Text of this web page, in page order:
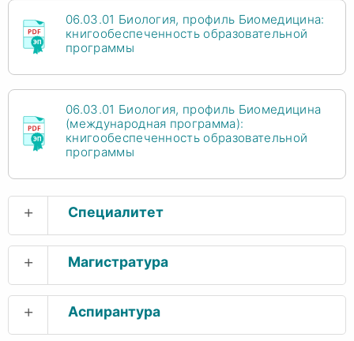
06.03.01 Биология, профиль Биомедицина:
книгообеспеченность образовательной
программы
06.03.01 Биология, профиль Биомедицина
(международная программа):
книгообеспеченность образовательной
программы
+ Специалитет
+ Магистратура
+ Аспирантура